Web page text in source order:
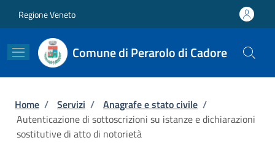
Regione Veneto
Comune di Perarolo di Cadore
Briciole di pane
Home / Servizi / Anagrafe e stato civile /
Autenticazione di sottoscrizioni su istanze e dichiarazioni
sostitutive di atto di notorietà